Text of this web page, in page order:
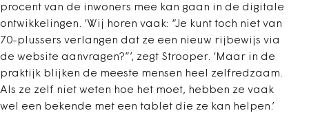
procent van de inwoners mee kan gaan in de digitale
ontwikkelingen. ‘Wij horen vaak: “Je kunt toch niet van
70-plussers verlangen dat ze een nieuw rijbewijs via
de website aanvragen?”’, zegt Strooper. ‘Maar in de
praktijk blijken de meeste mensen heel zelfredzaam.
Als ze zelf niet weten hoe het moet, hebben ze vaak
wel een bekende met een tablet die ze kan helpen.’